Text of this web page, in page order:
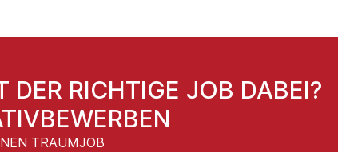
DER RICHTIGE JOB DABEI?
TRAUMJOB